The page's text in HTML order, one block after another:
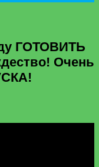
ГОТОВИТЬ
Очень